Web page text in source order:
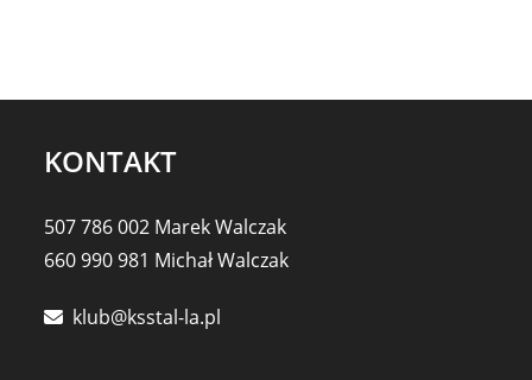
KONTAKT
507 786 002 Marek Walczak
660 990 981 Michał Walczak
klub@ksstal-la.pl